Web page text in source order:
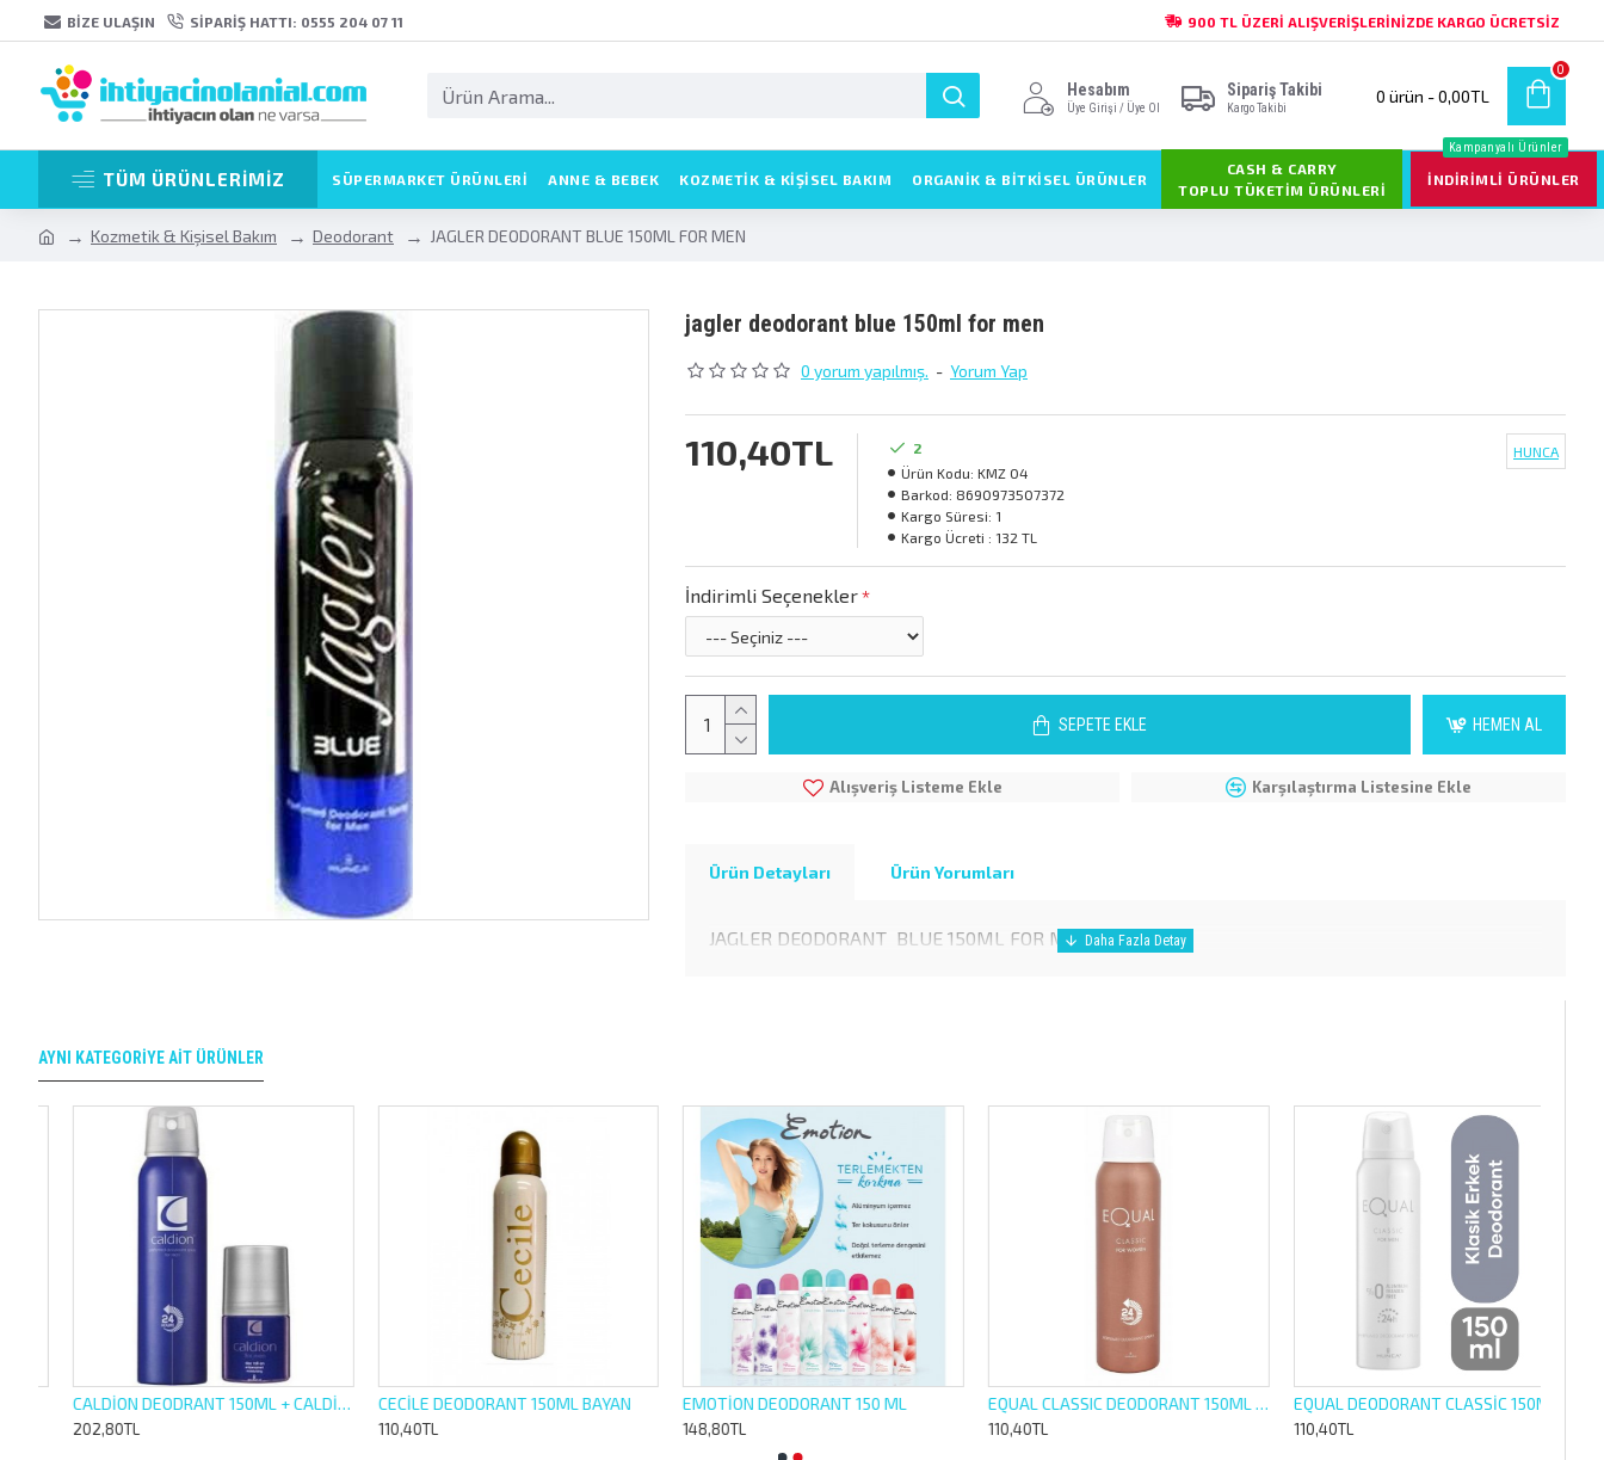
BIZE ULAŞIN SIPARIŞ HATTI: 0555 204 07 11 900 TL ÜZERI ALIŞVERIŞLERINIZDE KARGO ÜCRETSIZ
Hesabım
Üye Girişi / Üye Ol
Sipariş Takibi
Kargo Takibi
0 ürün - 0,00TL
0
TÜM ÜRÜNLERİMİZ SÜPERMARKET ÜRÜNLERI ANNE & BEBEK KOZMETIK & KIŞISEL BAKIM ORGANİK & BİTKİSEL ÜRÜNLER
CASH & CARRY
TOPLU TÜKETIM ÜRÜNLERI
İNDIRIMLI ÜRÜNLER
Kampanyalı Ürünler
Kozmetik & Kişisel Bakım Deodorant JAGLER DEODORANT BLUE 150ML FOR MEN
jagler deodorant blue 150ml for men
0 yorum yapılmış. - Yorum Yap
110,40TL
2
Ürün Kodu: KMZ 04
Barkod: 8690973507372
Kargo Süresi: 1
Kargo Ücreti : 132 TL
HUNCA
İndirimli Seçenekler
SEPETE EKLE HEMEN AL
Alışveriş Listeme Ekle Karşılaştırma Listesine Ekle
Ürün Detayları Ürün Yorumları
JAGLER DEODORANT BLUE 150ML FOR MEN
AYNI KATEGORIYE AIT ÜRÜNLER
CALDİON DEODRANT 150ML + CALDİON ROLL ON 50ML BAY
202,80TL
CECİLE DEODORANT 150ML BAYAN
110,40TL
EMOTİON DEODORANT 150 ML
148,80TL
EQUAL CLASSIC DEODORANT 150ML FOR WOMEN
110,40TL
EQUAL DEODORANT CLASSİC 150ML ERKEK
110,40TL